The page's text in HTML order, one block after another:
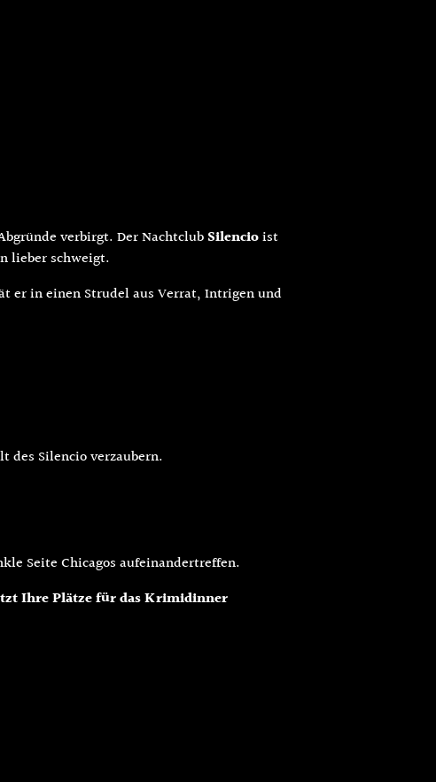
verbirgt. Der Nachtclub Silencioist
lieber schweigt.
er in einen Strudel aus Verrat, Intrigen und
des Silencio verzaubern.
Seite Chicagos aufeinandertreffen.
Ihre Plätze für das Krimidinner